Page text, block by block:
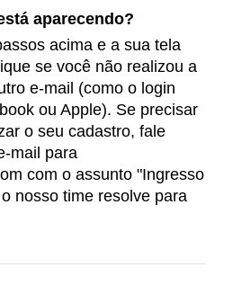
aparecendo?
acima e a sua tela
se você não realizou a
e-mail (como o login
ou Apple). Se precisar
o seu cadastro, fale
mail para
com o assunto "Ingresso
nosso time resolve para